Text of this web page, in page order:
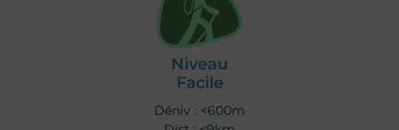
Niveau
Facile
Déniv : <600m